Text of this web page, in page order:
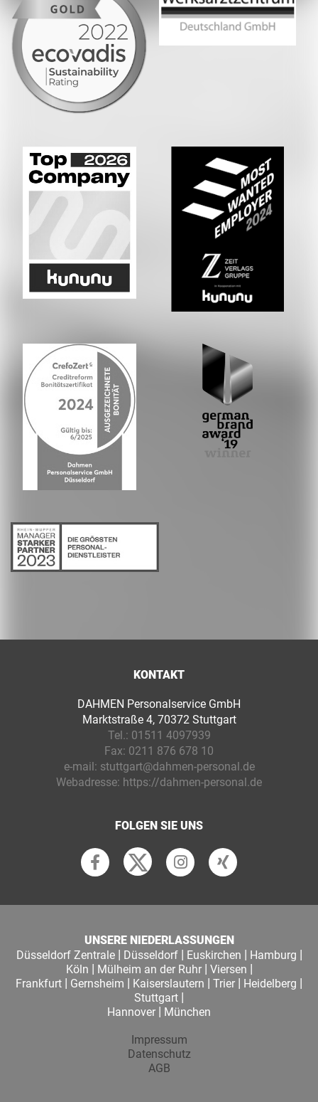
KONTAKT
DAHMEN Personalservice GmbH
Marktstraße 4, 70372 Stuttgart
Tel.: 01511 4097939
Fax: 0211 876 678 10
e-mail: stuttgart@dahmen-personal.de
Webadresse: https://dahmen-personal.de
FOLGEN SIE UNS
UNSERE NIEDERLASSUNGEN
Düsseldorf Zentrale| Düsseldorf| Euskirchen | Hamburg |
Köln | Mülheim an der Ruhr| Viersen |
Frankfurt | Gernsheim | Kaiserslautern | Trier | Heidelberg |
Stuttgart |
Hannover | München
Impressum
Datenschutz
AGB